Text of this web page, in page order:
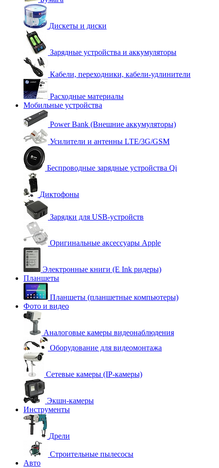
Дискеты и диски
Зарядные устройства и аккумуляторы
Кабели, переходники, кабели-удлинители
Расходные материалы
Мобильные устройства
Power Bank (Внешние аккумуляторы)
Усилители и антенны LTE/3G/GSM
Беспроводные зарядные устройства Qi
Диктофоны
Зарядки для USB-устройств
Оригинальные аксессуары Apple
Электронные книги (E Ink ридеры)
Планшеты
Планшеты (планшетные компьютеры)
Фото и видео
Аналоговые камеры видеонаблюдения
Оборудование для видеомонтажа
Сетевые камеры (IP-камеры)
Экшн-камеры
Инструменты
Дрели
Строительные пылесосы
Авто